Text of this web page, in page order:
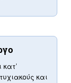
και